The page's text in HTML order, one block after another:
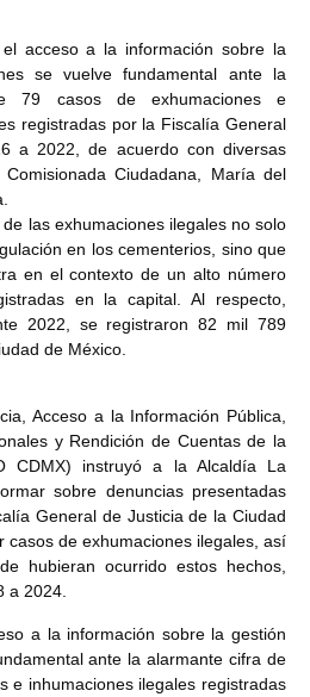
acceso a la información sobre la
se vuelve fundamental ante la
79 casos de exhumaciones e
registradas por la Fiscalía General
a 2022, de acuerdo con diversas
Comisionada Ciudadana, María del
las exhumaciones ilegales no solo
en los cementerios, sino que
en el contexto de un alto número
en la capital. Al respecto,
2022, se registraron 82 mil 789
de México.
Acceso a la Información Pública,
y Rendición de Cuentas de la
CDMX) instruyó a la Alcaldía La
sobre denuncias presentadas
General de Justicia de la Ciudad
casos de exhumaciones ilegales, así
hubieran ocurrido estos hechos,
a 2024.
a la información sobre la gestión
ante la alarmante cifra de
e inhumaciones ilegales registradas